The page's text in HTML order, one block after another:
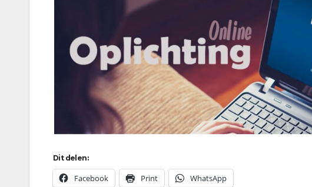
Dit delen:
Facebook Print WhatsApp